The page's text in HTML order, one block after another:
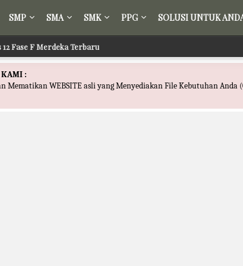
SMP SMA SMK PPG SOLUSI UNTUK
Fase F Merdeka Terbaru
KAMI :
Mematikan WEBSITE asli yang Menyediakan File Kebutuhan Anda